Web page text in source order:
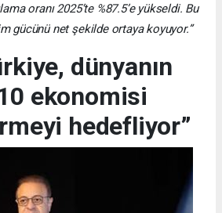
oranı 2025’te %87.5’e yükseldi. Bu
gücünü net şekilde ortaya koyuyor.”
dünyanın
ekonomisi
hedefliyor”